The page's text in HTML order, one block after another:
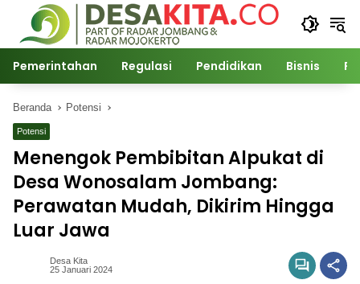
Langsung
konten
Pemerintahan Regulasi Pendidikan Bisnis
Beranda Potensi
Potensi
Menengok Pembibitan Alpukat di
Desa Wonosalam Jombang:
Perawatan Mudah, Dikirim Hingga
Luar Jawa
Desa Kita
25 Januari 2024